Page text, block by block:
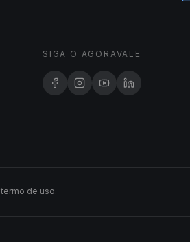
SIGA O AGORAVALE
termo de uso.